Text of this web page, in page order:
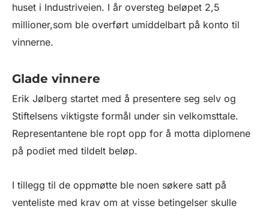
huset i Industriveien. I år oversteg beløpet 2,5
millioner,som ble overført umiddelbart på konto til
vinnerne.
Glade vinnere
Erik Jølberg startet med å presentere seg selv og
Stiftelsens viktigste formål under sin velkomsttale.
Representantene ble ropt opp for å motta diplomene
på podiet med tildelt beløp.
I tillegg til de oppmøtte ble noen søkere satt på
venteliste med krav om at visse betingelser skulle